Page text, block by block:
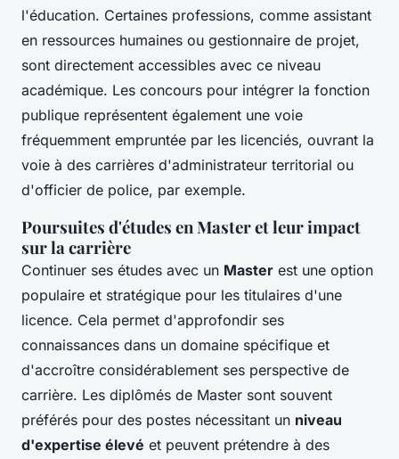
l'éducation. Certaines professions, comme assistant
en ressources humaines ou gestionnaire de projet,
sont directement accessibles avec ce niveau
académique. Les concours pour intégrer la fonction
publique représentent également une voie
fréquemment empruntée par les licenciés, ouvrant la
voie à des carrières d'administrateur territorial ou
d'officier de police, par exemple.
Poursuites d'études en Master et leur impact
sur la carrière
Continuer ses études avec un Master est une option
populaire et stratégique pour les titulaires d'une
licence. Cela permet d'approfondir ses
connaissances dans un domaine spécifique et
d'accroître considérablement ses perspective de
carrière. Les diplômés de Master sont souvent
préférés pour des postes nécessitant un niveau
d'expertise élevé et peuvent prétendre à des